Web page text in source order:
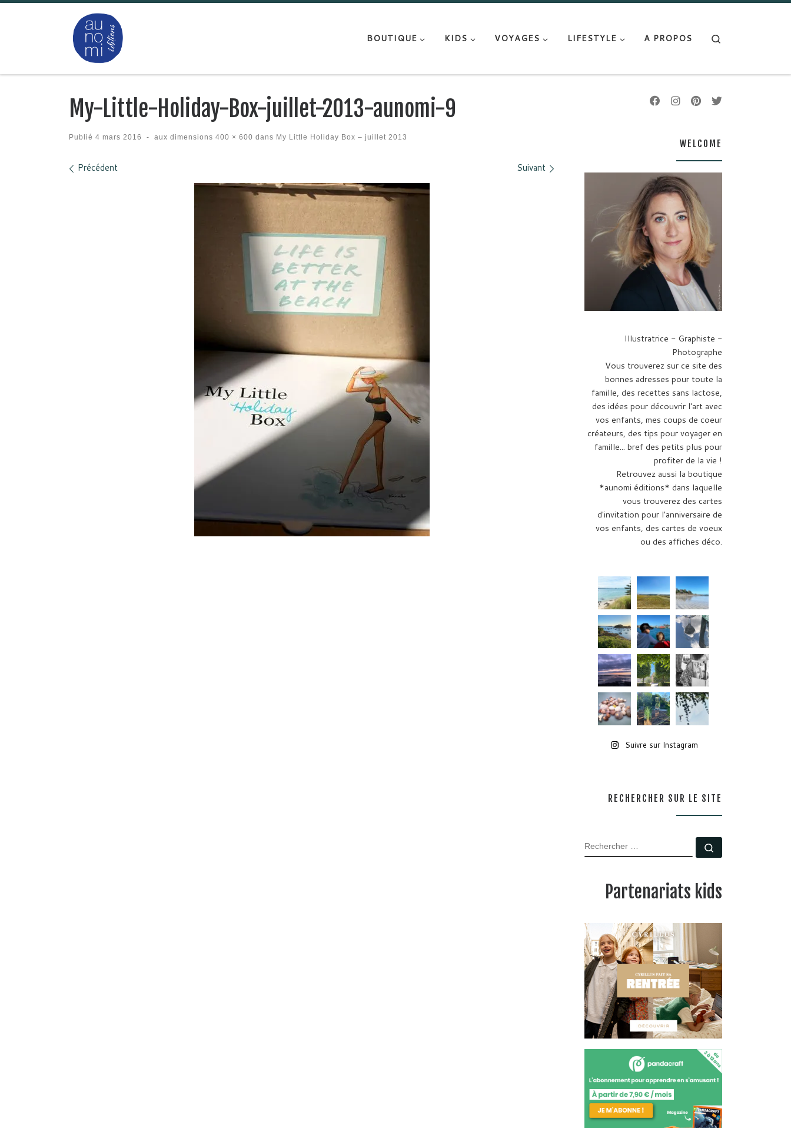
Passer au contenu
BOUTIQUE
KIDS VOYAGES LIFESTYLE A PROPOS
My-Little-Holiday-Box-juillet-2013-aunomi-9
Publié 4 mars 2016 - aux dimensions 400 × 600 dans My Little Holiday Box – juillet 2013
Navigation des images
Précédent Suivant
WELCOME
Illustratrice - Graphiste -
Photographe
Vous trouverez sur ce site des
bonnes adresses pour toute la
famille, des recettes sans lactose,
des idées pour découvrir l'art avec
vos enfants, mes coups de coeur
créateurs, des tips pour voyager en
famille... bref des petits plus pour
profiter de la vie !
Retrouvez aussi la boutique
*aunomi éditions* dans laquelle
vous trouverez des cartes
d'invitation pour l'anniversaire de
vos enfants, des cartes de voeux
ou des affiches déco.
Suivre sur Instagram
RECHERCHER SUR LE SITE
RECHERCHER
Partenariats kids